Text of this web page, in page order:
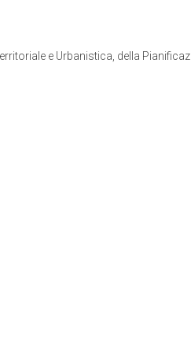
e Urbanistica, della